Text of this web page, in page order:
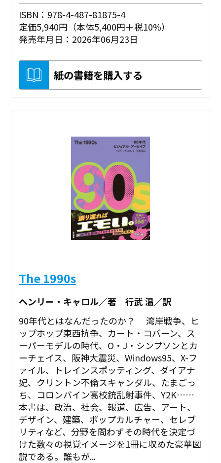
ISBN：978-4-487-81875-4
定価5,940円（本体5,400円＋税10%）
発売年月日：2026年06月23日
紙の書籍を購入する
The 1990s
ヘンリー・キャロル／著 行武 温／訳
90年代とはなんだったのか？ 湾岸戦争、ヒ
ップホップ東西抗争、カート・コバーン、ス
ーパーモデルの時代、O・J・シンプソンとカ
ーチェイス、阪神大震災、Windows95、X-フ
ァイル、トレインスポッティング、ダイアナ
妃、クリントン不倫スキャンダル、たまごっ
ち、コロンバイン高校銃乱射事件、Y2K……
本書は、政治、社会、報道、広告、アート、
デザイン、建築、ポップカルチャー、セレブ
リティなど、分野を問わずその時代を決定づ
けた数々の視覚イメージを1冊に収めた豪華図
説である。誰もが...